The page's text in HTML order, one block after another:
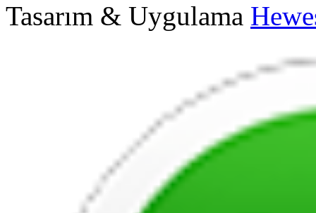
Tasarım & Uygulama